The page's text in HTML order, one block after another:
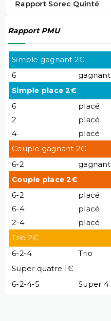
Rapport Sorec Quinté
Rapport PMU
Simple gagnant 2€
6
gagnant
Simple place 2€
6
placé
2
placé
4
placé
Couple gagnant 2€
6-2
gagnant
Couple place 2€
6-2
placé
6-4
placé
2-4
placé
Trio 2€
6-2-4
Trio
Super quatre 1€
6-2-4-5
Super 4